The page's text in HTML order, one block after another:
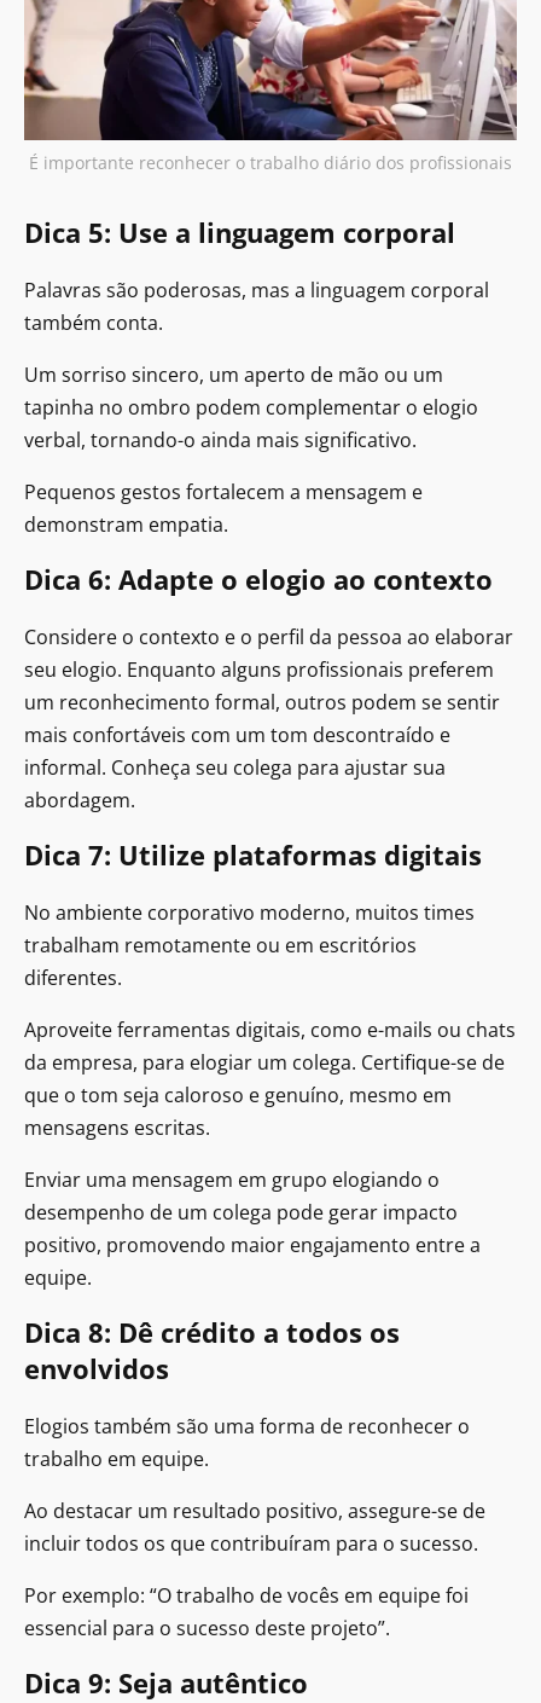
É importante reconhecer o trabalho diário dos profissionais
Dica 5: Use a linguagem corporal
Palavras são poderosas, mas a linguagem corporal
também conta.
Um sorriso sincero, um aperto de mão ou um
tapinha no ombro podem complementar o elogio
verbal, tornando-o ainda mais significativo.
Pequenos gestos fortalecem a mensagem e
demonstram empatia.
Dica 6: Adapte o elogio ao contexto
Considere o contexto e o perfil da pessoa ao elaborar
seu elogio. Enquanto alguns profissionais preferem
um reconhecimento formal, outros podem se sentir
mais confortáveis com um tom descontraído e
informal. Conheça seu colega para ajustar sua
abordagem.
Dica 7: Utilize plataformas digitais
No ambiente corporativo moderno, muitos times
trabalham remotamente ou em escritórios
diferentes.
Aproveite ferramentas digitais, como e-mails ou chats
da empresa, para elogiar um colega. Certifique-se de
que o tom seja caloroso e genuíno, mesmo em
mensagens escritas.
Enviar uma mensagem em grupo elogiando o
desempenho de um colega pode gerar impacto
positivo, promovendo maior engajamento entre a
equipe.
Dica 8: Dê crédito a todos os
envolvidos
Elogios também são uma forma de reconhecer o
trabalho em equipe.
Ao destacar um resultado positivo, assegure-se de
incluir todos os que contribuíram para o sucesso.
Por exemplo: “O trabalho de vocês em equipe foi
essencial para o sucesso deste projeto”.
Dica 9: Seja autêntico